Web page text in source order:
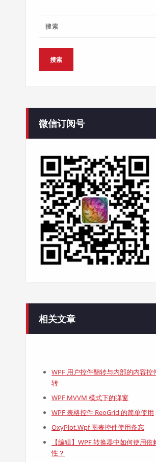
微信订阅号
相关文章
WPF 用户控件翻转与内部的内容控
转
WPF MVVM 模式下的弹窗
WPF 表格控件 ReoGrid 的简单使用
OxyPlot.Wpf 图表控件使用备忘
【编辑】WPF 转换器中如何使用依
性？